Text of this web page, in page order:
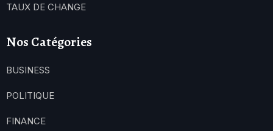
TAUX DE CHANGE
Nos Catégories
BUSINESS
POLITIQUE
FINANCE